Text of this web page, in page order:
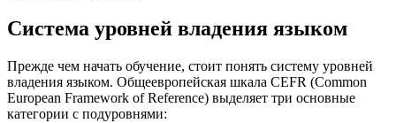
Система уровней владения языком
Прежде чем начать обучение, стоит понять систему уровней
владения языком. Общеевропейская шкала CEFR (Common
European Framework of Reference) выделяет три основные
категории с подуровнями: